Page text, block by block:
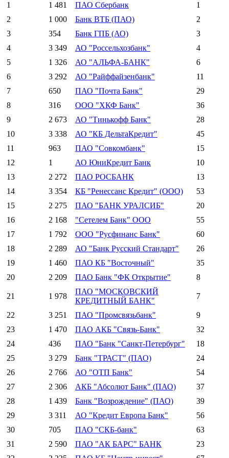
1 1 481 ПАО Сбербанк
1
2
1 000 Банк ВТБ (ПАО)
2
3
354 Банк ГПБ (АО)
3
4
3 349 АО "Россельхозбанк"
4
5
1 326 АО "АЛЬФА-БАНК"
6
6
3 292 АО "Райффайзенбанк"
11
7
650 ПАО "Почта Банк"
29
8
316 ООО "ХКФ Банк"
36
9
2 673 АО "Тинькофф Банк"
28
10
3 338 АО "КБ ДельтаКредит"
45
11
963 ПАО "Совкомбанк"
15
12
1 АО ЮниКредит Банк
10
13
2 272 ПАО РОСБАНК
13
14
3 354 КБ "Ренессанс Кредит" (ООО)
53
15
2 275 ПАО "БАНК УРАЛСИБ"
20
16
2 168 "Сетелем Банк" ООО
55
17
1 792 ООО "Русфинанс Банк"
60
18
2 289 АО "Банк Русский Стандарт"
26
19
1 460 ПАО КБ "Восточный"
35
20
2 209 ПАО Банк "ФК Открытие" 8
21 1 978
ПАО "МОСКОВСКИЙ
КРЕДИТНЫЙ БАНК"
7
22 3 251 ПАО "Промсвязьбанк"
9
23
1 470 ПАО АКБ "Связь-Банк"
32
24
436 ПАО "Банк "Санкт-Петербург"
18
25
3 279 Банк "ТРАСТ" (ПАО)
24
26
2 766 АО "ОТП Банк"
54
27
2 306 АКБ "Абсолют Банк" (ПАО)
37
28
1 439 Банк "Возрождение" (ПАО)
39
29
3 311 АО "Кредит Европа Банк"
56
30
705 ПАО "СКБ-банк"
63
31
2 590 ПАО "АК БАРС" БАНК
23